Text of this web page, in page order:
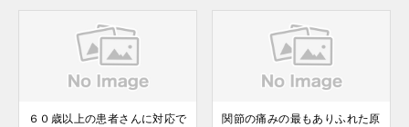
６０歳以上の患者さんに対応で
関節の痛みの最もありふれた原